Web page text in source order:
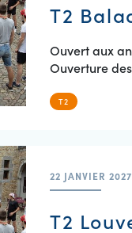
T2
Ouvert aux
Ouverture
T2
22 JANVIER
T2